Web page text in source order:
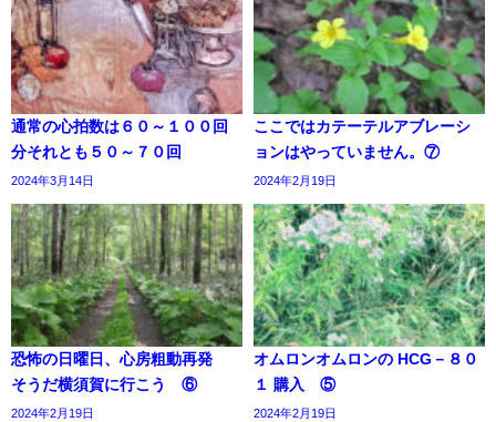
通常の心拍数は６０～１００回
分それとも５０～７０回
2024年3月14日
ここではカテーテルアブレーシ
ョンはやっていません。⑦
2024年2月19日
恐怖の日曜日、心房粗動再発
そうだ横須賀に行こう ⑥
2024年2月19日
オムロンオムロンの HCG－８０
１ 購入 ⑤
2024年2月19日